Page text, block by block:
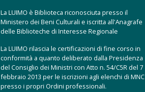
La LUIMO è Biblioteca riconosciuta presso il
Ministero dei Beni Culturali e iscritta all'Anagrafe
delle Biblioteche di Interesse Regionale
La LUIMO rilascia le certificazioni di fine corso in
conformità a quanto deliberato dalla Presidenza
del Consiglio dei Ministri con Atto n. 54/C5R del 7
febbraio 2013 per le iscrizioni agli elenchi di MNC
presso i propri Ordini professionali.